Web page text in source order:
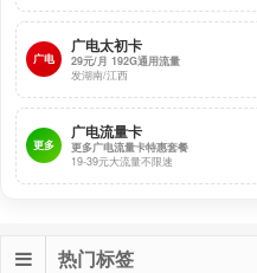
广电
广电太初卡
29元/月 192G通用流量
发湖南/江西
更多
广电流量卡
更多广电流量卡特惠套餐
19-39元大流量不限速
热门标签